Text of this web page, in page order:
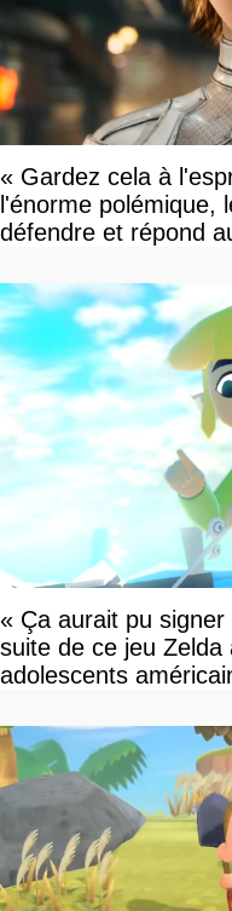
« Gardez cela à
l'énorme polémique,
défendre et répond
« Ça aurait pu
suite de ce jeu
adolescents